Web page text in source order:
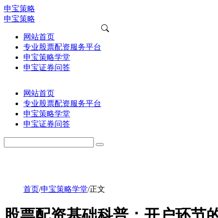
申宝策略
申宝策略
网站首页
专业股票配资服务平台
申宝策略学堂
申宝证券问答
网站首页
专业股票配资服务平台
申宝策略学堂
申宝证券问答
首页/申宝策略学堂/正文